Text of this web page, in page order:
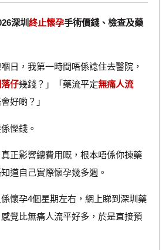
深圳 終止懷孕手術價錢、檢查及藥
，我第一時間唔係諗住去醫院，
仔幾錢？」「藥流平定無痛人流
好啲？」
慳錢。
影響總費用嘅，根本唔係你揀藥
道自己實際懷孕幾多週。
孕4個星期左右，網上睇到深圳藥
覺比無痛人流平好多，於是直接預